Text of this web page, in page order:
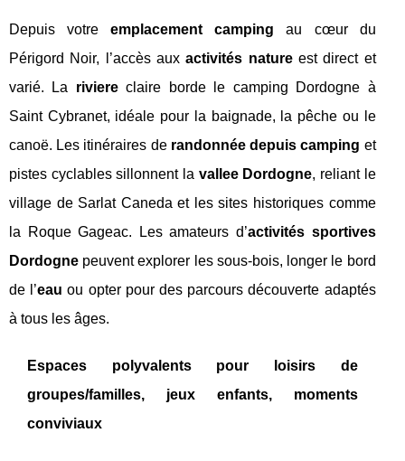
Depuis votreemplacement camping au cœur du
Périgord Noir, l’accès auxactivités natureest direct et
varié. La riviereclaire borde le camping Dordogne à
Saint Cybranet, idéale pour la baignade, la pêche ou le
canoë. Les itinéraires de randonnée depuis camping et
pistes cyclables sillonnent la vallee Dordogne, reliant le
village de Sarlat Caneda et les sites historiques comme
la Roque Gageac. Les amateurs d’activités sportives
Dordogne peuvent explorer les sous-bois, longer le bord
de l’eau ou opter pour des parcours découverte adaptés
à tous les âges.
Espaces polyvalents pour loisirs de
groupes/familles, jeux enfants, moments
conviviaux